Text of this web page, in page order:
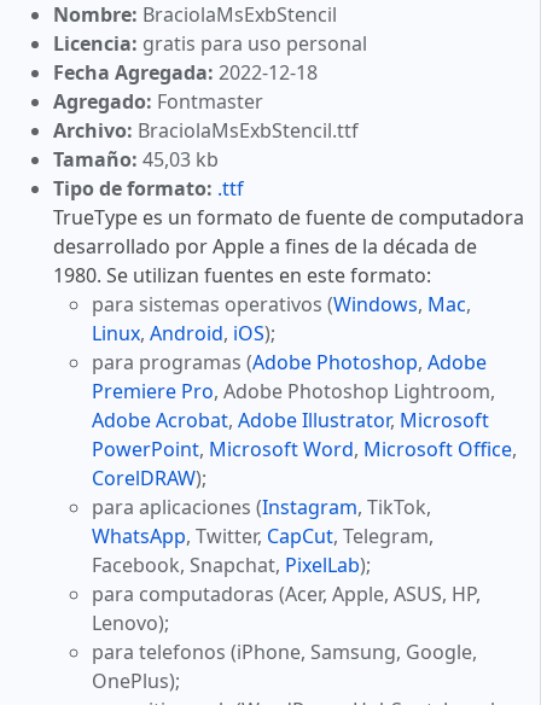
Nombre: BraciolaMsExbStencil
Licencia: gratis para uso personal
Fecha Agregada: 2022-12-18
Agregado: Fontmaster
Archivo: BraciolaMsExbStencil.ttf
Tamaño: 45,03 kb
Tipo de formato: .ttf
TrueType es un formato de fuente de computadora
desarrollado por Apple a fines de la década de
1980. Se utilizan fuentes en este formato:
para sistemas operativos (Windows, Mac,
Linux, Android, iOS);
para programas (Adobe Photoshop, Adobe
Premiere Pro, Adobe Photoshop Lightroom,
Adobe Acrobat, Adobe Illustrator, Microsoft
PowerPoint, Microsoft Word, Microsoft Office,
CorelDRAW);
para aplicaciones (Instagram, TikTok,
WhatsApp, Twitter, CapCut, Telegram,
Facebook, Snapchat, PixelLab);
para computadoras (Acer, Apple, ASUS, HP,
Lenovo);
para telefonos (iPhone, Samsung, Google,
OnePlus);